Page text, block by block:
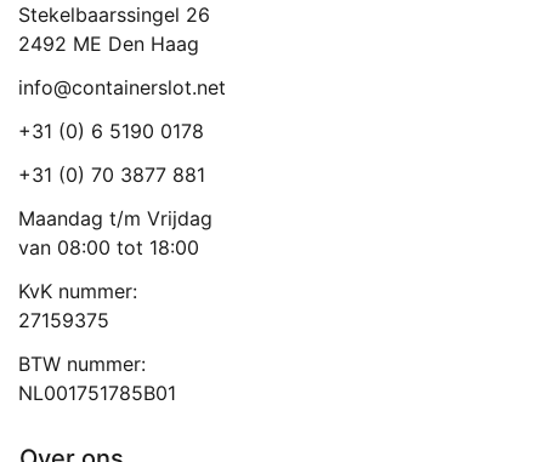
Stekelbaarssingel 26
2492 ME Den Haag
info@containerslot.net
+31 (0) 6 5190 0178
+31 (0) 70 3877 881
Maandag t/m Vrijdag
van 08:00 tot 18:00
KvK nummer:
27159375
BTW nummer:
NL001751785B01